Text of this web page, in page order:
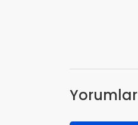
Yorumlar